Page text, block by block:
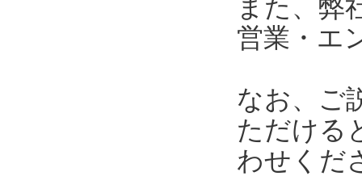
また、弊
営業・エ
なお、ご
ただける
わせくだ